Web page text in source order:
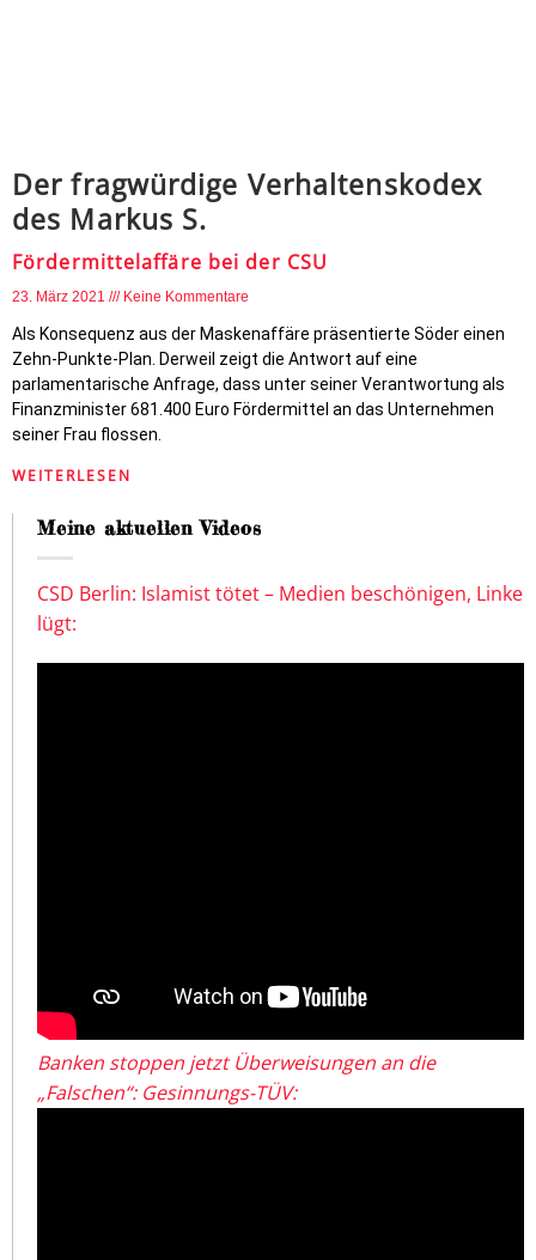
Der fragwürdige Verhaltenskodex
des Markus S.
Fördermittelaffäre bei der CSU
23. März 2021 Keine Kommentare
Als Konsequenz aus der Maskenaffäre präsentierte Söder einen
Zehn-Punkte-Plan. Derweil zeigt die Antwort auf eine
parlamentarische Anfrage, dass unter seiner Verantwortung als
Finanzminister 681.400 Euro Fördermittel an das Unternehmen
seiner Frau flossen.
WEITERLESEN
Meine aktuellen Videos
CSD Berlin: Islamist tötet – Medien beschönigen, Linke
lügt:
Banken stoppen jetzt Überweisungen an die
„Falschen“: Gesinnungs-TÜV: